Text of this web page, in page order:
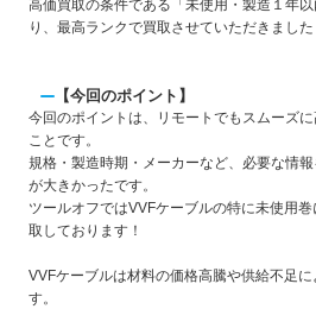
高価買取の条件である「未使用・製造１年
り、最高ランクで買取させていただきました
【今回のポイント】
今回のポイントは、リモートでもスムーズ
ことです。
規格・製造時期・メーカーなど、必要な情
が大きかったです。
ツールオフではVVFケーブルの特に未使用
取しております！
VVFケーブルは材料の価格高騰や供給不足
す。